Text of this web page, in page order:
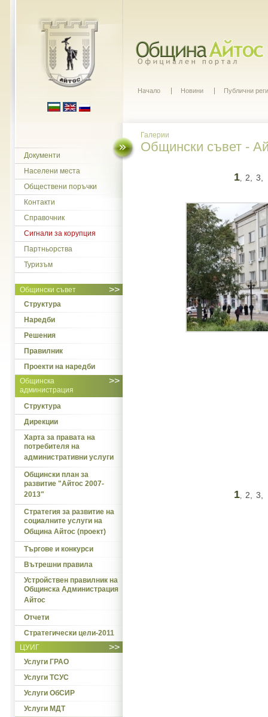
Документи
Населени места
Обществени поръчки
Контакти
Справочник
Сигнали за корупция
Партньорства
Туризъм
>>
Общински съвет
Структура
Наредби
Решения
Правилник
Проекти на наредби
>>
Общинска
администрация
Структура
Дирекции
Харта за правата на
потребителя на
административни услуги
Общински план за
развитие "Айтос 2007-
2013"
Стратегия за развитие на
социалните услуги на
Община Айтос (проект)
Търгове и конкурси
Вътрешни правила
Устройствен правилник на
Общинска Администрация
Айтос
Отчети
Стратегически цели-2011
>>
ЦУИГ
Услуги ГРАО
Услуги ТСУС
Услуги ОбСИР
Услуги МДТ
Начало Новини Публични
Галерии
Общински съвет -
1, 2, 3,
1, 2, 3,